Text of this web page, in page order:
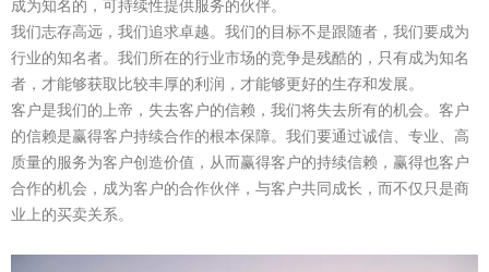
成为知名的，可持续性提供服务的伙伴。
我们志存高远，我们追求卓越。我们的目标不是跟随者，我们要成为
行业的知名者。我们所在的行业市场的竞争是残酷的，只有成为知名
者，才能够获取比较丰厚的利润，才能够更好的生存和发展。
客户是我们的上帝，失去客户的信赖，我们将失去所有的机会。客户
的信赖是赢得客户持续合作的根本保障。我们要通过诚信、专业、高
质量的服务为客户创造价值，从而赢得客户的持续信赖，赢得也客户
合作的机会，成为客户的合作伙伴，与客户共同成长，而不仅只是商
业上的买卖关系。